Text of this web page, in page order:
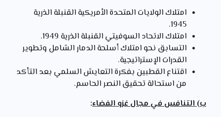
امتلاك الولايات المتحدة الأمريكية القنبلة الذرية
1945.
امتلاك الاتحاد السوفيتي القنبلة الذرية 1949.
التسابق نحو امتلاك أسلحة الدمار الشامل وتطوير
القدرات الإستراتيجية.
اقتناع القطبين بفكرة التعايش السلمي بعد التأكد
من استحالة تحقيق النصر الحاسم.
ب) التنافس في مجال غزو الفضاء: